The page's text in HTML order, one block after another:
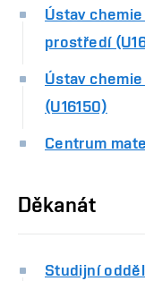
Ústav
prostředí
Ústav
(U16150)
Centrum
Děkanát
Studijní